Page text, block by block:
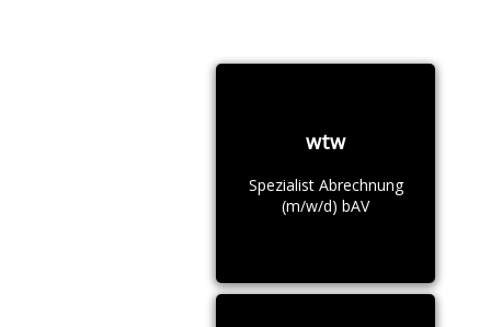
wtw
Spezialist Abrechnung
(m/w/d) bAV